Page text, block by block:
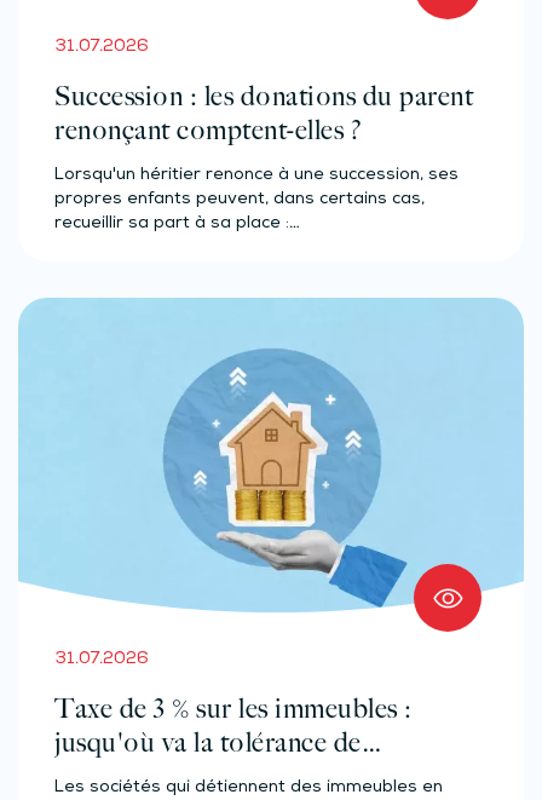
31.07.2026
Succession : les donations du parent
renonçant comptent-elles ?
Lorsqu'un héritier renonce à une succession, ses
propres enfants peuvent, dans certains cas,
recueillir sa part à sa place :…
31.07.2026
Taxe de 3 % sur les immeubles :
jusqu'où va la tolérance de
l'administration ?
Les sociétés qui détiennent des immeubles en